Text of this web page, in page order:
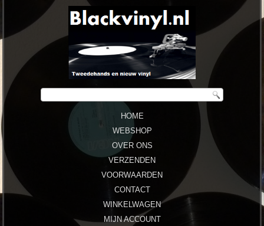
HOME
WEBSHOP
OVER ONS
VERZENDEN
VOORWAARDEN
CONTACT
WINKELWAGEN
MIJN ACCOUNT